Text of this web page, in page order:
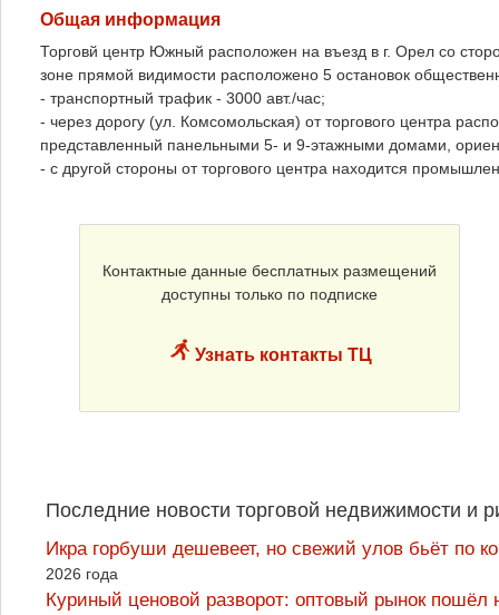
Общая информация
Торговй центр Южный расположен на въезд в г. Орел со
зоне прямой видимости расположено 5 остановок
- транспортный трафик - 3000 авт./час;
- через дорогу (ул. Комсомольская) от торгового центра
представленный панельными 5- и 9-этажными домами,
- с другой стороны от торгового центра находится
Контактные данные бесплатных размещений
доступны только по подписке
Узнать контакты ТЦ
Последние новости торговой недвижимости и
Икра горбуши дешевеет, но свежий улов бьёт по
2026 года
Куриный ценовой разворот: оптовый рынок